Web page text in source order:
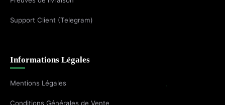
Support Client (Telegram)
Informations Légales
Mentions Légales
Conditions Générales de Vente